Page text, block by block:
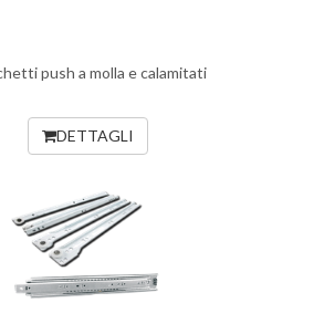
push a molla e calamitati
DETTAGLI